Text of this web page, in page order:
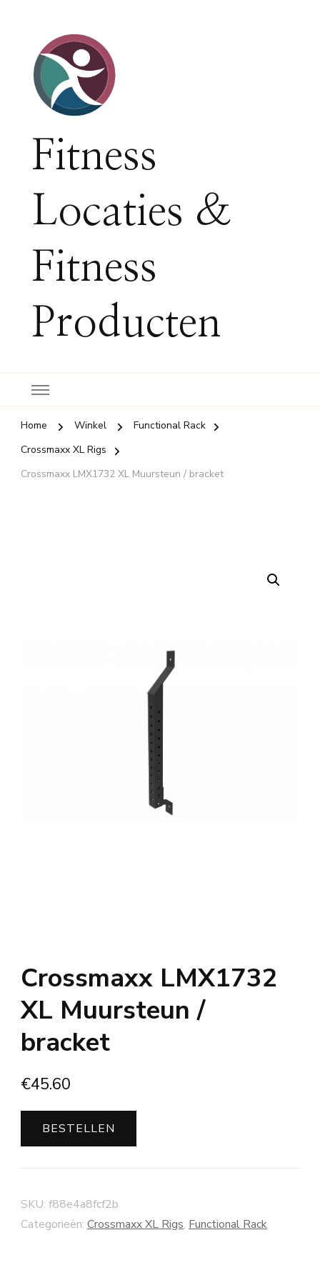
Fitness
Locaties &
Fitness
Producten
Home Winkel
Functional Rack
Crossmaxx XL Rigs
Crossmaxx LMX1732 XL Muursteun / bracket
Crossmaxx LMX1732
XL Muursteun /
bracket
€45.60
BESTELLEN
SKU: f88e4a8fcf2b
Categorieën: Crossmaxx XL Rigs, Functional Rack